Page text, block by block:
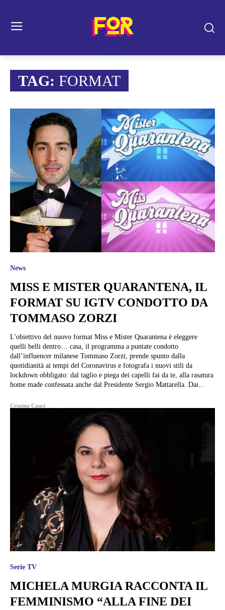
TAG: FORMAT
News
MISS E MISTER QUARANTENA, IL
FORMAT SU IGTV CONDOTTO DA
TOMMASO ZORZI
L'obiettivo del nuovo format Miss e Mister Quarantena è eleggere
quelli belli dentro… casa, il programma a puntate condotto
dall’influencer milanese Tommaso Zorzi, prende spunto dalla
quotidianità ai tempi del Coronavirus e fotografa i nuovi stili da
lockdown obbligato: dal taglio e piega dei capelli fai da te, alla rasatura
home made confessata anche dal Presidente Sergio Mattarella. Dai...
Cristina Canci
Serie TV
MICHELA MURGIA RACCONTA IL
FEMMINISMO “ALLA FINE DEI